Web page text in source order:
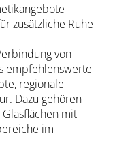
zusätzliche Ruhe
von
empfehlenswerte
regionale
Dazu gehören
mit
im